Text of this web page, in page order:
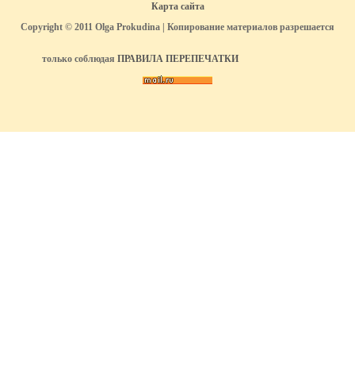
Карта сайта
Copyright © 2011 Olga Prokudina | Копирование материалов разрешается
только соблюдая ПРАВИЛА ПЕРЕПЕЧАТКИ